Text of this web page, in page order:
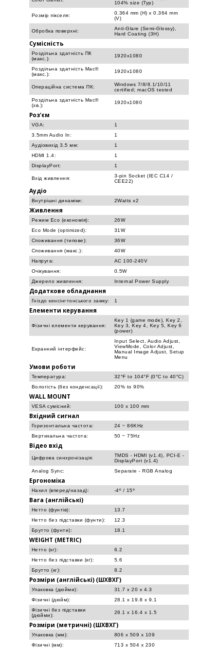
104% size (Typ)
Розмір пікселя:
0.364 mm (H) x 0.364 mm
(V)
Обробка поверхні:
Anti-Glare (Semi-Glossy),
Hard Coating (3H)
Сумісність
Роздільна здатність ПК
(макс.):
1920x1080
Роздільна здатність Mac®
(макс.):
1920x1080
Операційна система ПК:
Windows 7/8/8.1/10/11
certified; macOS tested
Роздільна здатність Mac®
(хв.):
1920x1080
Роз'єм
VGA:
1
3.5mm Audio In:
1
Аудіовихід 3,5 мм:
1
HDMI 1.4:
1
DisplayPort:
1
Вхід живлення:
3-pin Socket (IEC C14 /
CEE22)
Аудіо
Внутрішні динаміки: 2Watts x2
Живлення
Режим Eco (економія):
26W
Eco Mode (optimized):
31W
Споживання (типове):
36W
Споживання (макс.):
40W
Напруга:
AC 100-240V
Очікування:
0.5W
Джерело живлення:
Internal Power Supply
Додаткове обладнання
Гніздо кенсінгтонського замку: 1
Елементи керування
Фізичні елементи керування:
Key 1 (game mode), Key 2,
Key 3, Key 4, Key 5, Key 6
(power)
Екранний інтерфейс:
Input Select, Audio Adjust,
ViewMode, Color Adjust,
Manual Image Adjust, Setup
Menu
Умови роботи
Температура:
32°F to 104°F (0°C to 40°C)
Вологість (без конденсації):
20% to 90%
WALL MOUNT
VESA сумісний: 100 x 100 mm
Вхідний сигнал
Горизонтальна частота:
24 ~ 86KHz
Вертикальна частота:
50 ~ 75Hz
Відео вхід
Цифрова синхронізація:
TMDS - HDMI (v1.4), PCI-E -
DisplayPort (v1.4)
Analog Sync:
Separate - RGB Analog
Ергономіка
Нахил (вперед/назад): -4º / 15º
Вага (англійські)
Нетто (фунтів):
13.7
Нетто без підставки (фунти):
12.3
Брутто (фунти):
18.1
WEIGHT (METRIC)
Нетто (кг):
6.2
Нетто без підставки (кг):
5.6
Брутто (кг):
8.2
Розміри (англійські) (ШXВXГ)
Упаковка (дюйми):
31.7 x 20 x 4.3
Фізичні (дюйм):
28.1 x 19.8 x 9.1
Фізичні без підставки
(дюйми):
28.1 x 16.4 x 1.5
Розміри (метричні) (ШXВXГ)
Упаковка (мм):
806 x 509 x 109
Фізичні (мм):
713 x 504 x 230